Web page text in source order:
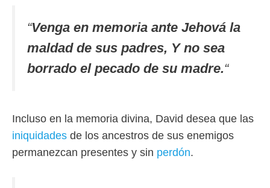
“Venga en memoria ante Jehová la
maldad de sus padres, Y no sea
borrado el pecado de su madre.“
Incluso en la memoria divina, David desea que las
iniquidades de los ancestros de sus enemigos
permanezcan presentes y sin perdón.